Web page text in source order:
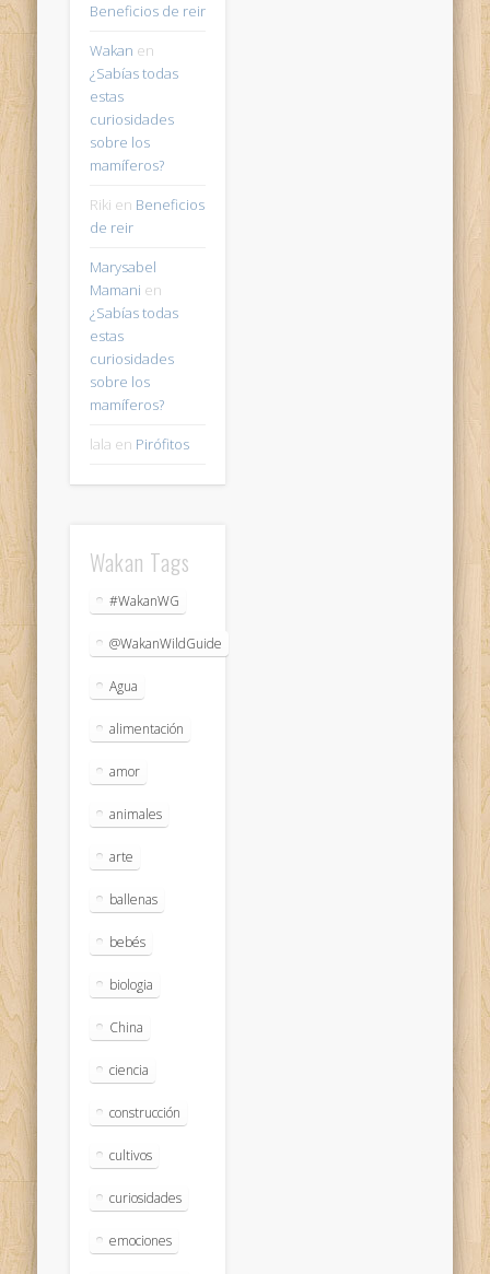
Beneficios de reir
Wakan en
¿Sabías todas
estas
curiosidades
sobre los
mamíferos?
Riki en Beneficios
de reir
Marysabel
Mamani en
¿Sabías todas
estas
curiosidades
sobre los
mamíferos?
lala en Pirófitos
Wakan Tags
#WakanWG
@WakanWildGuide
Agua
alimentación
amor
animales
arte
ballenas
bebés
biologia
China
ciencia
construcción
cultivos
curiosidades
emociones